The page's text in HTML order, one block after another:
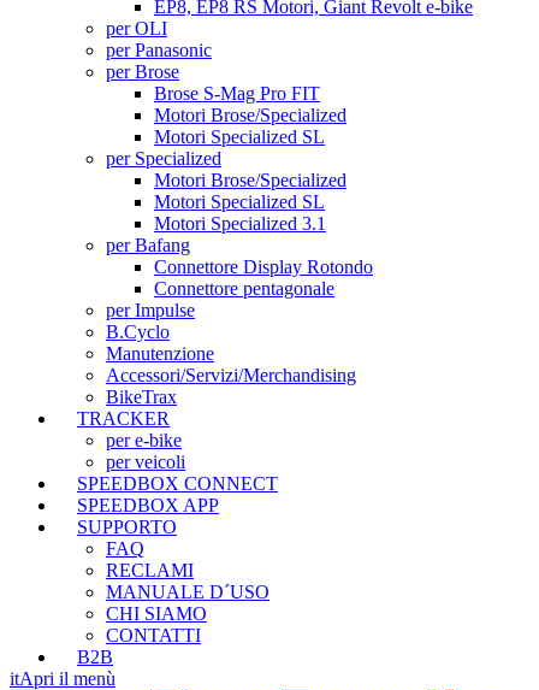
EP8, EP8 RS Motori, Giant Revolt e-bike
per OLI
per Panasonic
per Brose
Brose S-Mag Pro FIT
Motori Brose/Specialized
Motori Specialized SL
per Specialized
Motori Brose/Specialized
Motori Specialized SL
Motori Specialized 3.1
per Bafang
Connettore Display Rotondo
Connettore pentagonale
per Impulse
B.Cyclo
Manutenzione
Accessori/Servizi/Merchandising
BikeTrax
TRACKER
per e-bike
per veicoli
SPEEDBOX CONNECT
SPEEDBOX APP
SUPPORTO
FAQ
RECLAMI
MANUALE D´USO
CHI SIAMO
CONTATTI
B2B
itApri il menù